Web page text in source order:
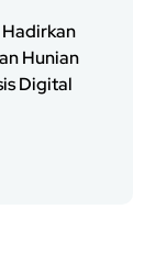
Hunian
Digital